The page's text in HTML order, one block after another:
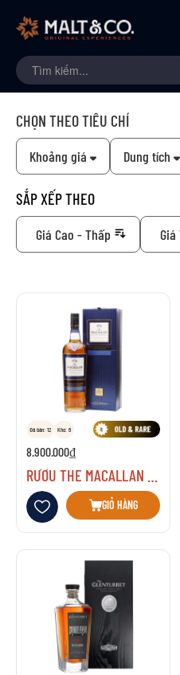
CHỌN THEO TIÊU CHÍ
Khoảng giá Dung tích
SẮP XẾP THEO
Giá Cao - Thấp
Đã bán: 12 Kho: 6
8.900.000₫
RƯỢU THE MACALLAN ESTATE 1824
Thêm vào danh sách yêu thích
GIỎ HÀNG